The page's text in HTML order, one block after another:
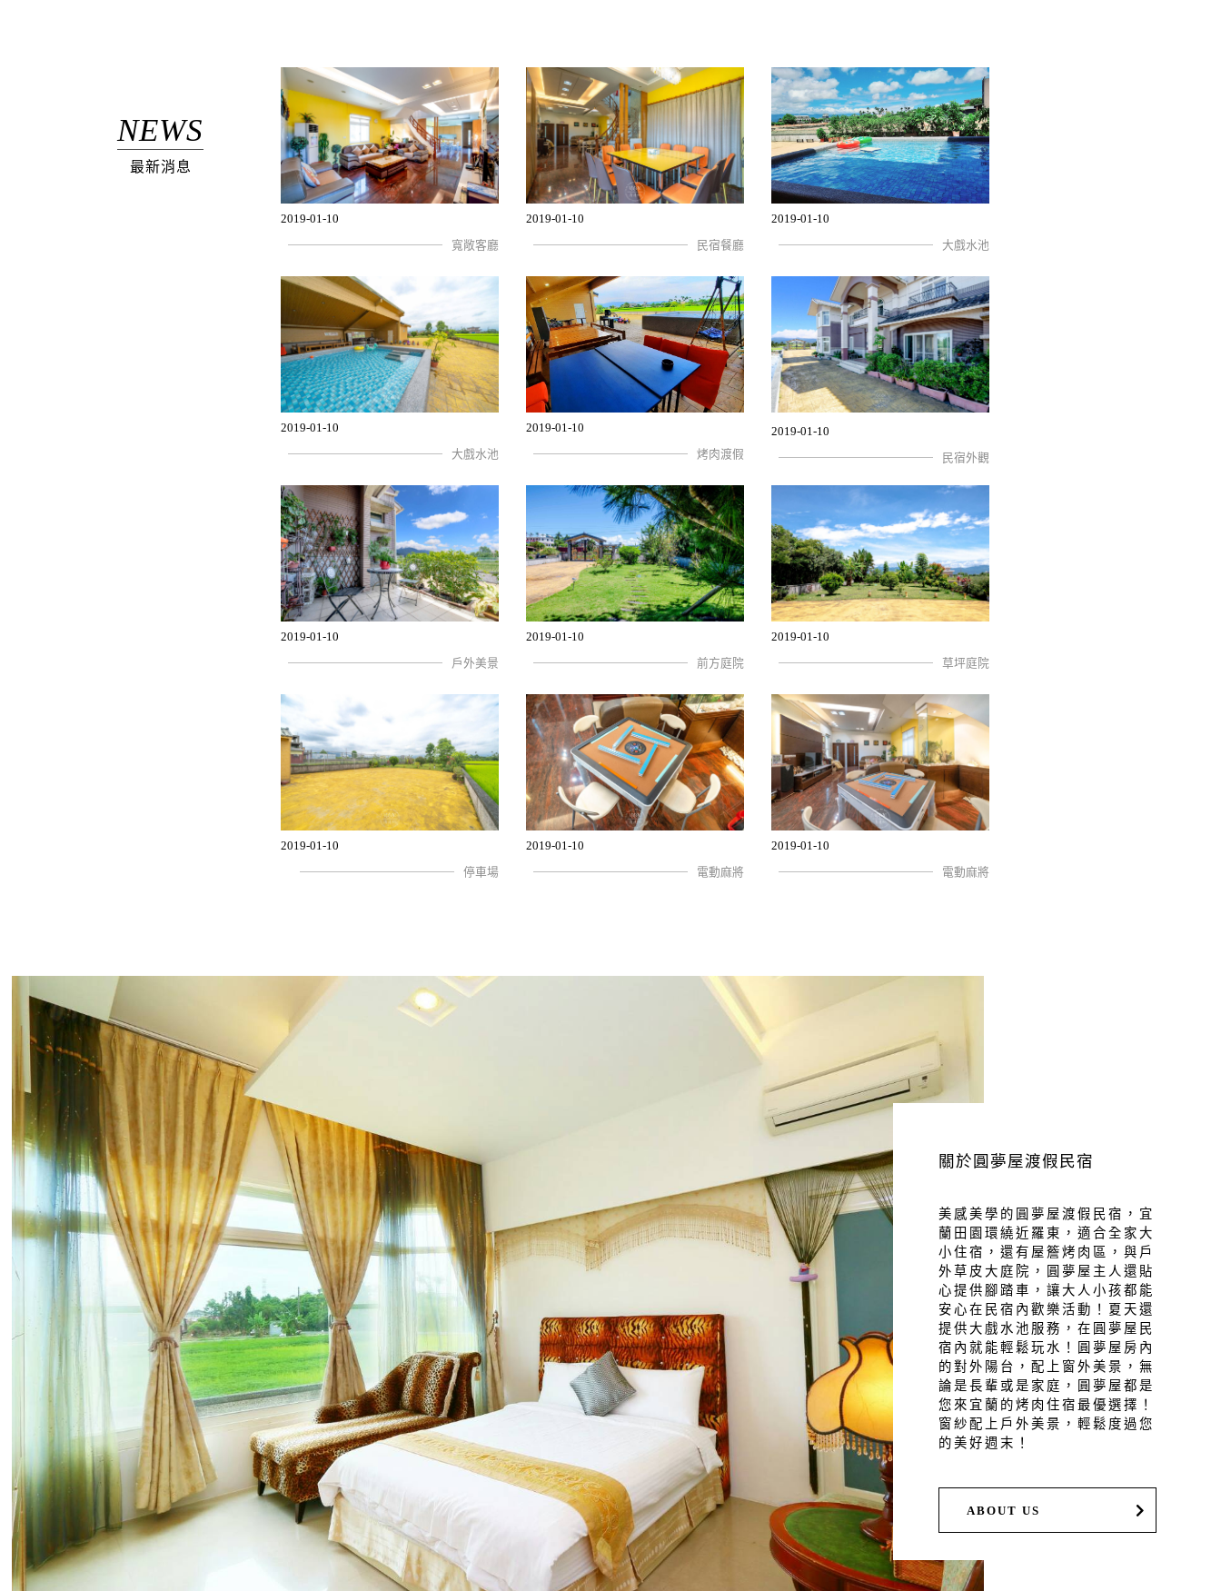
NEWS
最新消息
2019-01-10
寬敞客廳
2019-01-10
民宿餐廳
2019-01-10
大戲水池
2019-01-10
大戲水池
2019-01-10
烤肉渡假
2019-01-10
民宿外觀
2019-01-10
戶外美景
2019-01-10
前方庭院
2019-01-10
草坪庭院
2019-01-10
停車場
2019-01-10
電動麻將
2019-01-10
電動麻將
關於圓夢屋渡假民宿
美感美學的圓夢屋渡假民宿，宜
蘭田園環繞近羅東，適合全家大
小住宿，還有屋簷烤肉區，與戶
外草皮大庭院，圓夢屋主人還貼
心提供腳踏車，讓大人小孩都能
安心在民宿內歡樂活動！夏天還
提供大戲水池服務，在圓夢屋民
宿內就能輕鬆玩水！圓夢屋房內
的對外陽台，配上窗外美景，無
論是長輩或是家庭，圓夢屋都是
您來宜蘭的烤肉住宿最優選擇！
窗紗配上戶外美景，輕鬆度過您
的美好週末！
ABOUT US